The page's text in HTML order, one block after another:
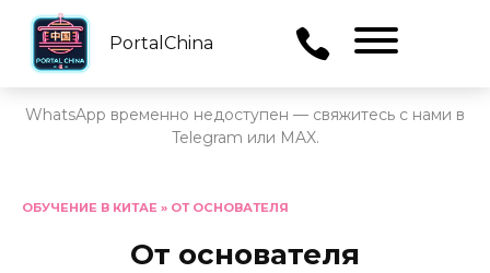
PortalChina
WhatsApp временно недоступен — свяжитесь с нами в
Telegram или MAX.
ОБУЧЕНИЕ В КИТАЕ » ОТ ОСНОВАТЕЛЯ
От основателя